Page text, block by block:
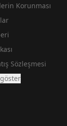
Korunması
Sözleşmesi